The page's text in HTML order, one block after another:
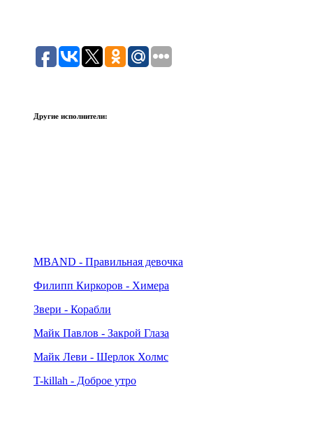
Другие исполнители:
MBAND - Правильная девочка
Филипп Киркоров - Химера
Звери - Корабли
Майк Павлов - Закрой Глаза
Майк Леви - Шерлок Холмс
T-killah - Доброе утро